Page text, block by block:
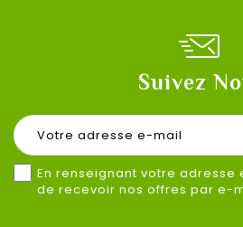
Suivez
En renseignant votre adresse
de recevoir nos offres par e-